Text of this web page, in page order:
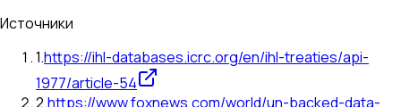
Источники
1.https://ihl-databases.icrc.org/en/ihl-treaties/api-
1977/article-54
2.https://www.foxnews.com/world/un-backed-data-